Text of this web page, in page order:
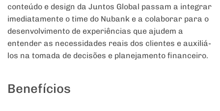
conteúdo e design da Juntos Global passam a integrar
imediatamente o time do Nubank e a colaborar para o
desenvolvimento de experiências que ajudem a
entender as necessidades reais dos clientes e auxiliá-
los na tomada de decisões e planejamento financeiro.
Benefícios